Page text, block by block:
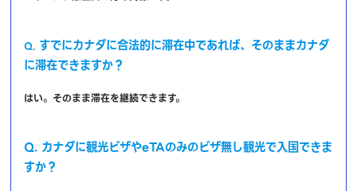
Q. すでにカナダに合法的に滞在中であれば、そのままカナダ
に滞在できますか？
はい。そのまま滞在を継続できます。
Q. カナダに観光ビザやeTAのみのビザ無し観光で入国できま
すか？